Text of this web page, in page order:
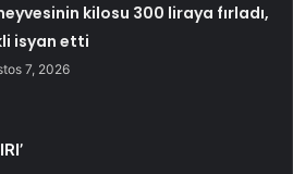
kilosu 300 liraya fırladı,
isyan etti
7, 2026